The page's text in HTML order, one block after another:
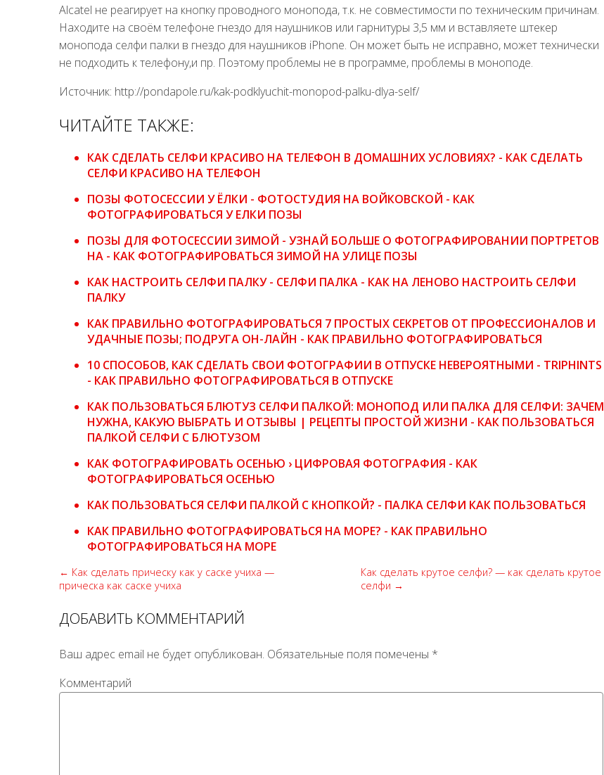
Alcatel не реагирует на кнопку проводного монопода, т.к. не совместимости по техническим причинам.
Находите на своём телефоне гнездо для наушников или гарнитуры 3,5 мм и вставляете штекер
монопода селфи палки в гнездо для наушников iPhone. Он может быть не исправно, может технически
не подходить к телефону,и пр. Поэтому проблемы не в программе, проблемы в моноподе.
Источник: http://pondapole.ru/kak-podklyuchit-monopod-palku-dlya-self/
ЧИТАЙТЕ ТАКЖЕ:
КАК СДЕЛАТЬ СЕЛФИ КРАСИВО НА ТЕЛЕФОН В ДОМАШНИХ УСЛОВИЯХ? - КАК СДЕЛАТЬ
СЕЛФИ КРАСИВО НА ТЕЛЕФОН
ПОЗЫ ФОТОСЕССИИ У ЁЛКИ - ФОТОСТУДИЯ НА ВОЙКОВСКОЙ - КАК
ФОТОГРАФИРОВАТЬСЯ У ЕЛКИ ПОЗЫ
ПОЗЫ ДЛЯ ФОТОСЕССИИ ЗИМОЙ - УЗНАЙ БОЛЬШЕ О ФОТОГРАФИРОВАНИИ ПОРТРЕТОВ
НА - КАК ФОТОГРАФИРОВАТЬСЯ ЗИМОЙ НА УЛИЦЕ ПОЗЫ
КАК НАСТРОИТЬ СЕЛФИ ПАЛКУ - СЕЛФИ ПАЛКА - КАК НА ЛЕНОВО НАСТРОИТЬ СЕЛФИ
ПАЛКУ
КАК ПРАВИЛЬНО ФОТОГРАФИРОВАТЬСЯ 7 ПРОСТЫХ СЕКРЕТОВ ОТ ПРОФЕССИОНАЛОВ И
УДАЧНЫЕ ПОЗЫ; ПОДРУГА ОН-ЛАЙН - КАК ПРАВИЛЬНО ФОТОГРАФИРОВАТЬСЯ
10 СПОСОБОВ, КАК СДЕЛАТЬ СВОИ ФОТОГРАФИИ В ОТПУСКЕ НЕВЕРОЯТНЫМИ - TRIPHINTS
- КАК ПРАВИЛЬНО ФОТОГРАФИРОВАТЬСЯ В ОТПУСКЕ
КАК ПОЛЬЗОВАТЬСЯ БЛЮТУЗ СЕЛФИ ПАЛКОЙ: МОНОПОД ИЛИ ПАЛКА ДЛЯ СЕЛФИ: ЗАЧЕМ
НУЖНА, КАКУЮ ВЫБРАТЬ И ОТЗЫВЫ | РЕЦЕПТЫ ПРОСТОЙ ЖИЗНИ - КАК ПОЛЬЗОВАТЬСЯ
ПАЛКОЙ СЕЛФИ С БЛЮТУЗОМ
КАК ФОТОГРАФИРОВАТЬ ОСЕНЬЮ › ЦИФРОВАЯ ФОТОГРАФИЯ - КАК
ФОТОГРАФИРОВАТЬСЯ ОСЕНЬЮ
КАК ПОЛЬЗОВАТЬСЯ СЕЛФИ ПАЛКОЙ С КНОПКОЙ? - ПАЛКА СЕЛФИ КАК ПОЛЬЗОВАТЬСЯ
КАК ПРАВИЛЬНО ФОТОГРАФИРОВАТЬСЯ НА МОРЕ? - КАК ПРАВИЛЬНО
ФОТОГРАФИРОВАТЬСЯ НА МОРЕ
← Как сделать прическу как у саске учиха —
прическа как саске учиха
Как сделать крутое селфи? — как сделать крутое
селфи →
ДОБАВИТЬ КОММЕНТАРИЙ
Ваш адрес email не будет опубликован. Обязательные поля помечены *
Комментарий